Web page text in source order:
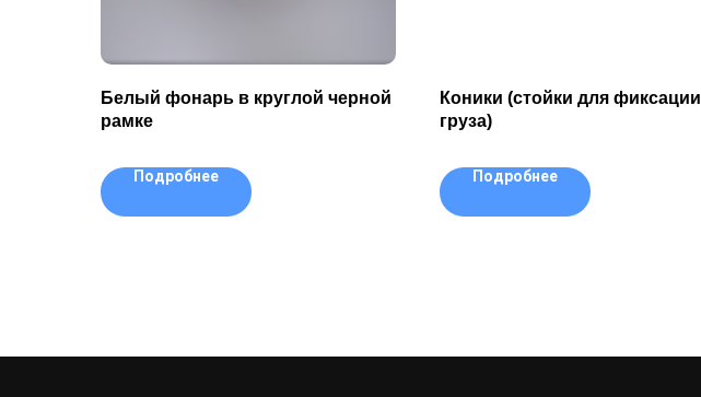
Белый фонарь в круглой черной
рамке
Подробнее
Коники (стойки для фиксации
груза)
Подробнее